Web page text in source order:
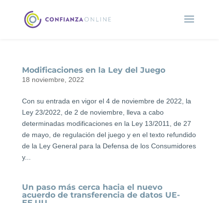
Modificaciones en la Ley del Juego
18 noviembre, 2022
Con su entrada en vigor el 4 de noviembre de 2022, la
Ley 23/2022, de 2 de noviembre, lleva a cabo
determinadas modificaciones en la Ley 13/2011, de 27
de mayo, de regulación del juego y en el texto refundido
de la Ley General para la Defensa de los Consumidores
y...
Un paso más cerca hacia el nuevo
acuerdo de transferencia de datos UE-